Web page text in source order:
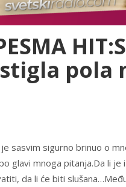
pola
sasvim sigurno brinuo o
glavi mnoga pitanja.Da li
da li će biti